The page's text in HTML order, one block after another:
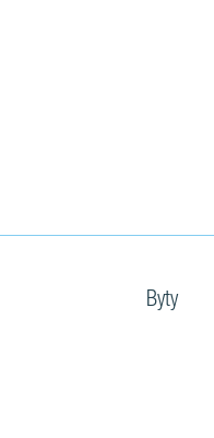
Byty